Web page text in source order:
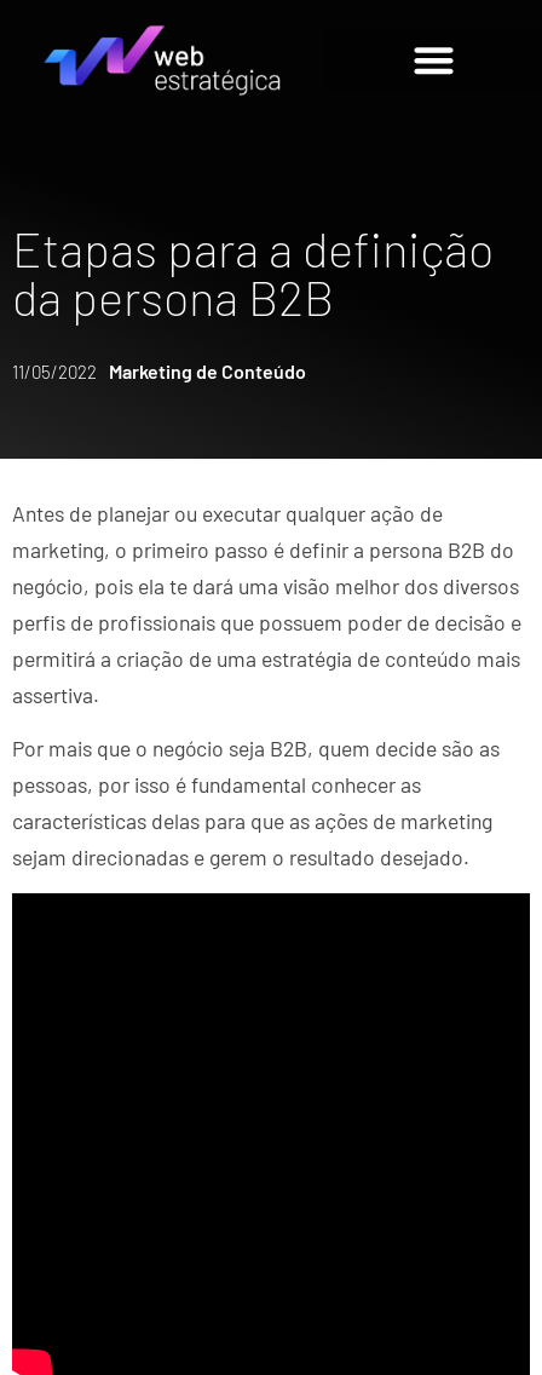
Etapas para a definição
da persona B2B
11/05/2022 Marketing de Conteúdo
Antes de planejar ou executar qualquer ação de
marketing, o primeiro passo é definir a persona B2B do
negócio, pois ela te dará uma visão melhor dos diversos
perfis de profissionais que possuem poder de decisão e
permitirá a criação de uma estratégia de conteúdo mais
assertiva.
Por mais que o negócio seja B2B, quem decide são as
pessoas, por isso é fundamental conhecer as
características delas para que as ações de marketing
sejam direcionadas e gerem o resultado desejado.